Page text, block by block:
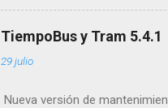
también actualización del
TiempoBus y Tram 5.4.1
29 julio
Nueva versión de